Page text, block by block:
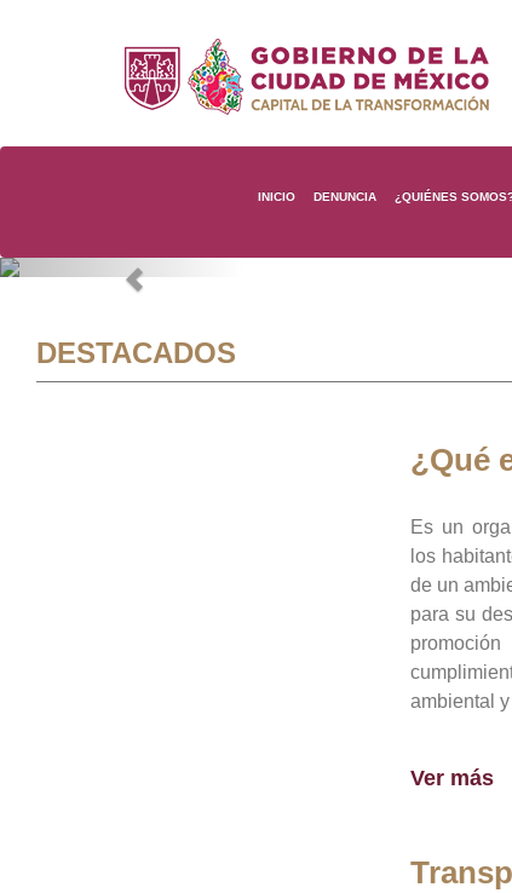
INICIO DENUNCIA ¿QUIÉNES
Previous
DESTACADOS
¿Qué
Es un
los
de un
para su
ambiental
Ver más